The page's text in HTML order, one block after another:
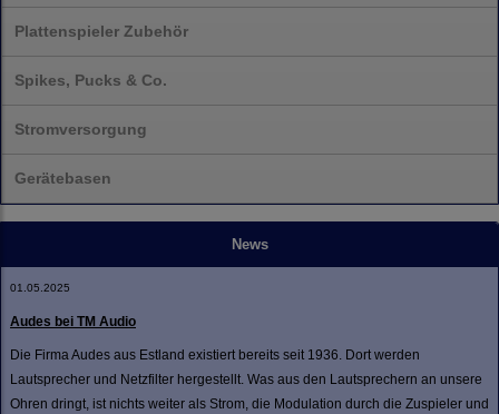
Plattenspieler Zubehör
Spikes, Pucks & Co.
Stromversorgung
Gerätebasen
News
01.05.2025
Audes bei TM Audio
Die Firma Audes aus Estland existiert bereits seit 1936. Dort werden
Lautsprecher und Netzfilter hergestellt. Was aus den Lautsprechern an unsere
Ohren dringt, ist nichts weiter als Strom, die Modulation durch die Zuspieler und